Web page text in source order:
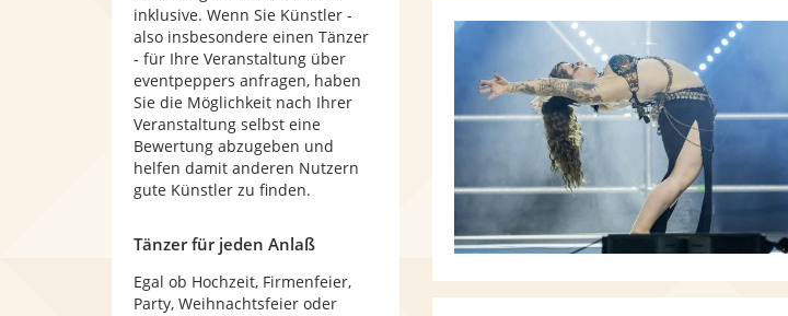
inklusive. Wenn Sie Künstler -
also insbesondere einen Tänzer
- für Ihre Veranstaltung über
eventpeppers anfragen, haben
Sie die Möglichkeit nach Ihrer
Veranstaltung selbst eine
Bewertung abzugeben und
helfen damit anderen Nutzern
gute Künstler zu finden.
Tänzer für jeden Anlaß
Egal ob Hochzeit, Firmenfeier,
Party, Weihnachtsfeier oder